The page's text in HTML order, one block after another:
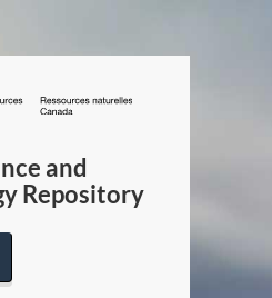
/
Canada
and
Repository